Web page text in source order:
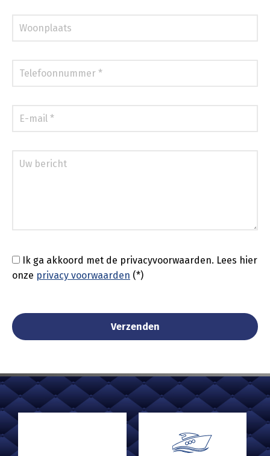
Ik ga akkoord met de privacyvoorwaarden. Lees hier
onze privacy voorwaarden (*)